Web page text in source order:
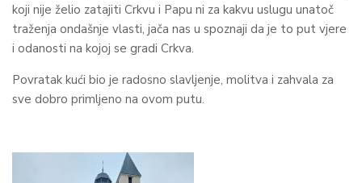
koji nije želio zatajiti Crkvu i Papu ni za kakvu uslugu unatoč
traženja ondašnje vlasti, jača nas u spoznaji da je to put vjere
i odanosti na kojoj se gradi Crkva.
Povratak kući bio je radosno slavljenje, molitva i zahvala za
sve dobro primljeno na ovom putu.